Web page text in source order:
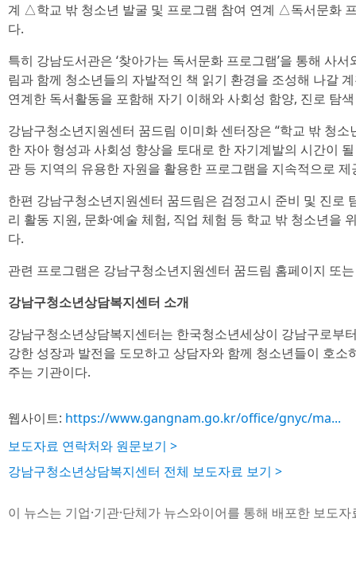
계 △학교 밖 청소년 발굴 및 프로그램 참여 연계 △독서문화
다.
특히 강남도서관은 ‘찾아가는 독서문화 프로그램’을 통해 사
림과 함께 청소년들의 자발적인 책 읽기 환경을 조성해 나갈
연계한 독서활동을 포함해 자기 이해와 사회성 함양, 진로 탐
강남구청소년지원센터 꿈드림 이미화 센터장은 “학교 밖 청
한 자아 형성과 사회성 향상을 토대로 한 자기계발의 시간이
관 등 지역의 유용한 자원을 활용한 프로그램을 지속적으로
한편 강남구청소년지원센터 꿈드림은 검정고시 준비 및 진로
리 활동 지원, 문화·예술 체험, 직업 체험 등 학교 밖 청소년을
다.
관련 프로그램은 강남구청소년지원센터 꿈드림 홈페이지 또
강남구청소년상담복지센터 소개
강남구청소년상담복지센터는 한국청소년세상이 강남구로부
강한 성장과 발전을 도모하고 상담자와 함께 청소년들이 호
주는 기관이다.
웹사이트: https://www.gangnam.go.kr/office/gnyc/ma...
보도자료 연락처와 원문보기 >
강남구청소년상담복지센터 전체 보도자료 보기 >
이 뉴스는 기업·기관·단체가 뉴스와이어를 통해 배포한 보도